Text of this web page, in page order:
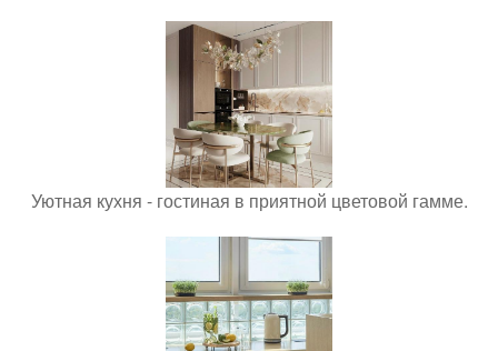
Уютная кухня - гостиная в приятной цветовой гамме.